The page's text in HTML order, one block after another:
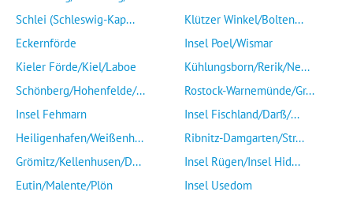
Schlei (Schleswig-Kap...
Eckernförde
Kieler Förde/Kiel/Laboe
Schönberg/Hohenfelde/...
Insel Fehmarn
Heiligenhafen/Weißenh...
Grömitz/Kellenhusen/D...
Eutin/Malente/Plön
Klützer Winkel/Bolten...
Insel Poel/Wismar
Kühlungsborn/Rerik/Ne...
Rostock-Warnemünde/Gr...
Insel Fischland/Darß/...
Ribnitz-Damgarten/Str...
Insel Rügen/Insel Hid...
Insel Usedom